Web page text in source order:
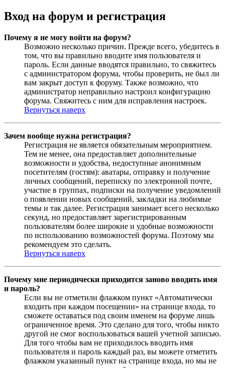
Вход на форум и регистрация
Почему я не могу войти на форум?
Возможно несколько причин. Прежде всего, убедитесь в
том, что вы правильно вводите имя пользователя и
пароль. Если данные вводятся правильно, то свяжитесь
с администратором форума, чтобы проверить, не был ли
вам закрыт доступ к форуму. Также возможно, что
администратор неправильно настроил конфигурацию
форума. Свяжитесь с ним для исправления настроек.
Вернуться наверх
Зачем вообще нужна регистрация?
Регистрация не является обязательным мероприятием.
Тем не менее, она предоставляет дополнительные
возможности и удобства, недоступные анонимным
посетителям (гостям): аватары, отправку и получение
личных сообщений, переписку по электронной почте,
участие в группах, подписки на получение уведомлений
о появлении новых сообщений, закладки на любимые
темы и так далее. Регистрация занимает всего несколько
секунд, но предоставляет зарегистрированным
пользователям более широкие и удобные возможности
по использованию возможностей форума. Поэтому мы
рекомендуем это сделать.
Вернуться наверх
Почему мне периодически приходится заново вводить имя
и пароль?
Если вы не отметили флажком пункт «Автоматически
входить при каждом посещении» на странице входа, то
сможете оставаться под своим именем на форуме лишь
ограниченное время. Это сделано для того, чтобы никто
другой не смог воспользоваться вашей учетной записью.
Для того чтобы вам не приходилось вводить имя
пользователя и пароль каждый раз, вы можете отметить
флажком указанный пункт на странице входа, но мы не